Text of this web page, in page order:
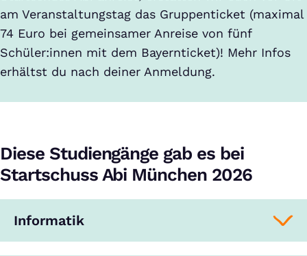
am Veranstaltungstag das Gruppenticket (maximal
74 Euro bei gemeinsamer Anreise von fünf
Schüler:innen mit dem Bayernticket)! Mehr Infos
erhältst du nach deiner Anmeldung.
Diese Studiengänge gab es bei
Startschuss Abi München 2026
Informatik